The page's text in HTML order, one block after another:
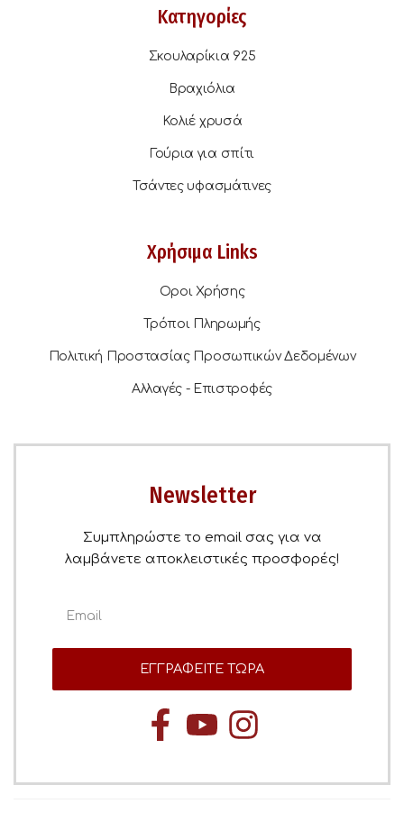
Κατηγορίες
Σκουλαρίκια 925
Βραχιόλια
Κολιέ χρυσά
Γούρια για σπίτι
Τσάντες υφασμάτινες
Χρήσιμα Links
Οροι Χρήσης
Τρόποι Πληρωμής
Πολιτική Προστασίας Προσωπικών Δεδομένων
Αλλαγές - Επιστροφές
Newsletter
Συμπληρώστε το email σας για να
λαμβάνετε αποκλειστικές προσφορές!
ΕΓΓΡΑΦΕΙΤΕ ΤΩΡΑ